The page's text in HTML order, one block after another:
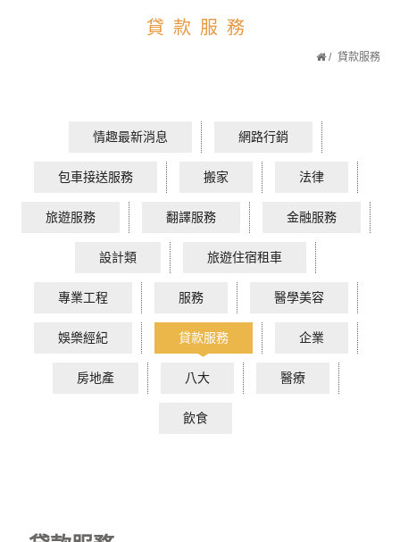
貸款服務
貸款服務
情趣最新消息 網路行銷
包車接送服務 搬家 法律
旅遊服務 翻譯服務 金融服務
設計類 旅遊住宿租車
專業工程 服務 醫學美容
娛樂經紀 貸款服務 企業
房地產 八大 醫療
飲食